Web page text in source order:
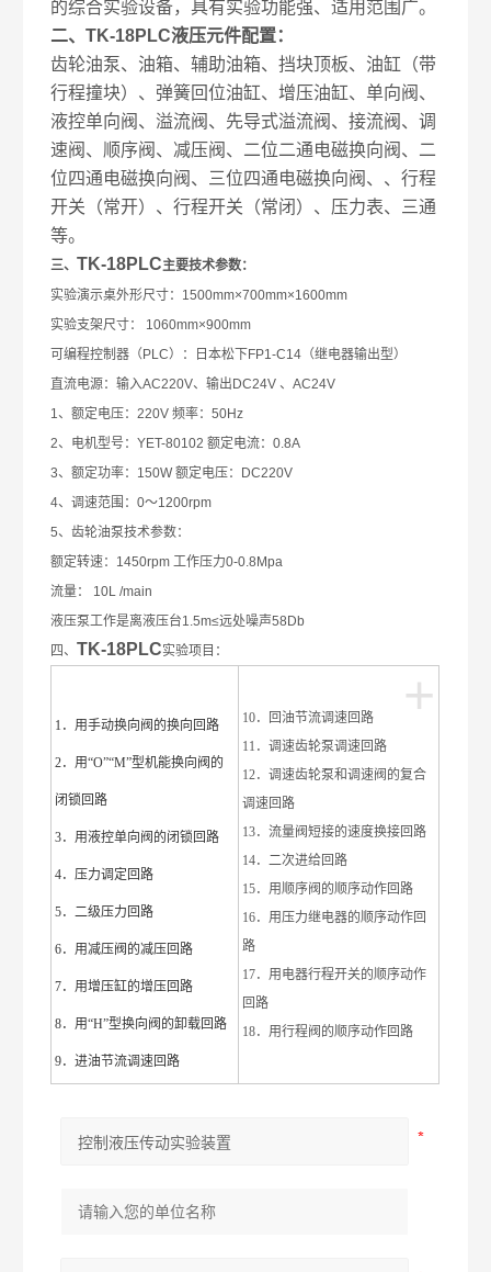
的综合实验设备，具有实验功能强、适用范围广。
二、TK-18PLC液压元件配置：
齿轮油泵、油箱、辅助油箱、挡块顶板、油缸（带
行程撞块）、弹簧回位油缸、增压油缸、单向阀、
液控单向阀、溢流阀、先导式溢流阀、接流阀、调
速阀、顺序阀、减压阀、二位二通电磁换向阀、二
位四通电磁换向阀、三位四通电磁换向阀、、行程
开关（常开）、行程开关（常闭）、压力表、三通
等。
三、 TK-18PLC主要技术参数：
实验演示桌外形尺寸：1500mm×700mm×1600mm
实验支架尺寸： 1060mm×900mm
可编程控制器（PLC）：日本松下FP1-C14（继电器输出型）
直流电源：输入AC220V、输出DC24V 、AC24V
1、额定电压：220V 频率：50Hz
2、电机型号：YET-80102 额定电流：0.8A
3、额定功率：150W 额定电压：DC220V
4、调速范围：0～1200rpm
5、齿轮油泵技术参数：
额定转速：1450rpm 工作压力0-0.8Mpa
流量： 10L /main
液压泵工作是离液压台1.5m≤远处噪声58Db
四、 TK-18PLC实验项目：
+
1．用手动换向阀的换向回路
2．用“O”“M”型机能换向阀的
闭锁回路
3．用液控单向阀的闭锁回路
4．压力调定回路
5．二级压力回路
6．用减压阀的减压回路
7．用增压缸的增压回路
8．用“H”型换向阀的卸载回路
9．进油节流调速回路
10．回油节流调速回路
11．调速齿轮泵调速回路
12．调速齿轮泵和调速阀的复合
调速回路
13．流量阀短接的速度换接回路
14．二次进给回路
15．用顺序阀的顺序动作回路
16．用压力继电器的顺序动作回
路
17．用电器行程开关的顺序动作
回路
18．用行程阀的顺序动作回路